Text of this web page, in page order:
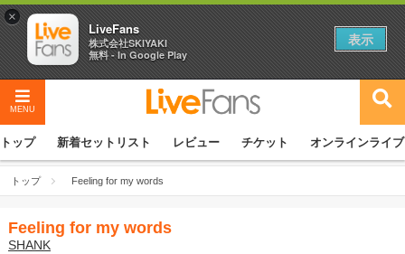
MENU
トップ 新着セットリスト レビュー チケット オンラインライブ
トップ Feeling for my words
Feeling for my words
SHANK
×
LiveFans
株式会社SKIYAKI
無料 - In Google Play
表示